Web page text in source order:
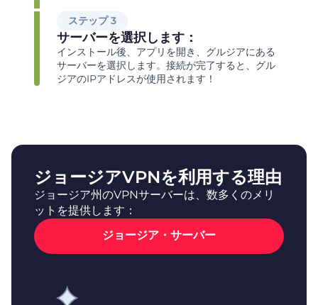
ステップ 3
サーバーを選択します：
インストール後、アプリを開き、グルジアにある
サーバーを選択します。接続が完了すると、グル
ジアのIPアドレスが使用されます！
ジョージアVPNを利用する理由
ジョージア州のVPNサーバーは、数多くのメリ
ットを提供します：
ジョージア・サーバー